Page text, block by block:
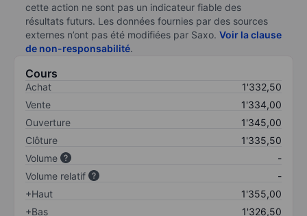
cette action ne sont pas un indicateur fiable des
résultats futurs. Les données fournies par des sources
externes n’ont pas été modifiées par Saxo. Voir la clause
de non-responsabilité.
Cours
Achat
1'332,50
Vente
1'334,00
Ouverture
1'345,00
Clôture
1'335,50
Volume
-
Volume relatif
-
+Haut
1'355,00
+Bas
1'326,50